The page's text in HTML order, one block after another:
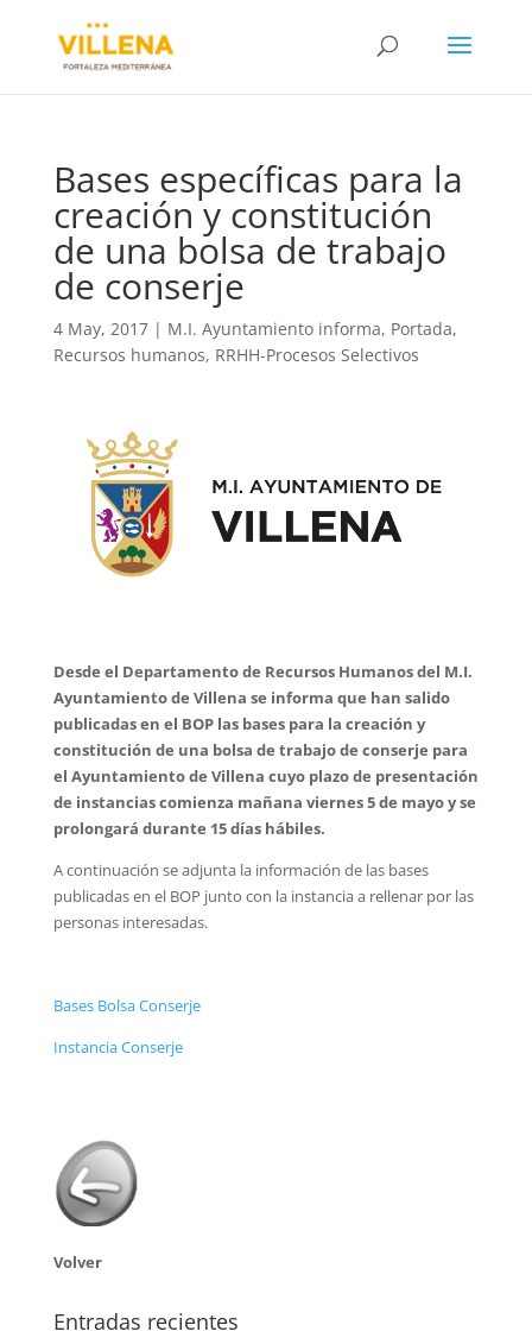
Bases específicas para la
creación y constitución
de una bolsa de trabajo
de conserje
4 May, 2017| M.I. Ayuntamiento informa, Portada,
Recursos humanos, RRHH-Procesos Selectivos
Desde el Departamento de Recursos Humanos del M.I.
Ayuntamiento de Villena se informa que han salido
publicadas en el BOP las bases para la creación y
constitución de una bolsa de trabajo de conserje para
el Ayuntamiento de Villena cuyo plazo de presentación
de instancias comienza mañana viernes 5 de mayo y se
prolongará durante 15 días hábiles.
A continuación se adjunta la información de las bases
publicadas en el BOP junto con la instancia a rellenar por las
personas interesadas.
Bases Bolsa Conserje
Instancia Conserje
Volver
Entradas recientes